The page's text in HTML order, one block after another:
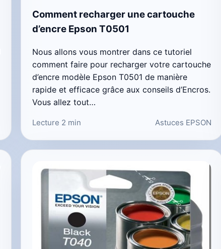
Comment recharger une cartouche
d’encre Epson T0501
Nous allons vous montrer dans ce tutoriel
comment faire pour recharger votre cartouche
d’encre modèle Epson T0501 de manière
rapide et efficace grâce aux conseils d’Encros.
Vous allez tout…
Lecture 2 min Astuces EPSON